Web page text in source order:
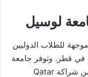
لوسيل
للطلاب الدوليين
في قطر. وتوفر جامعة
لوسيل عددًا من برامج البكالوريوس ضمن شراكة Qatar